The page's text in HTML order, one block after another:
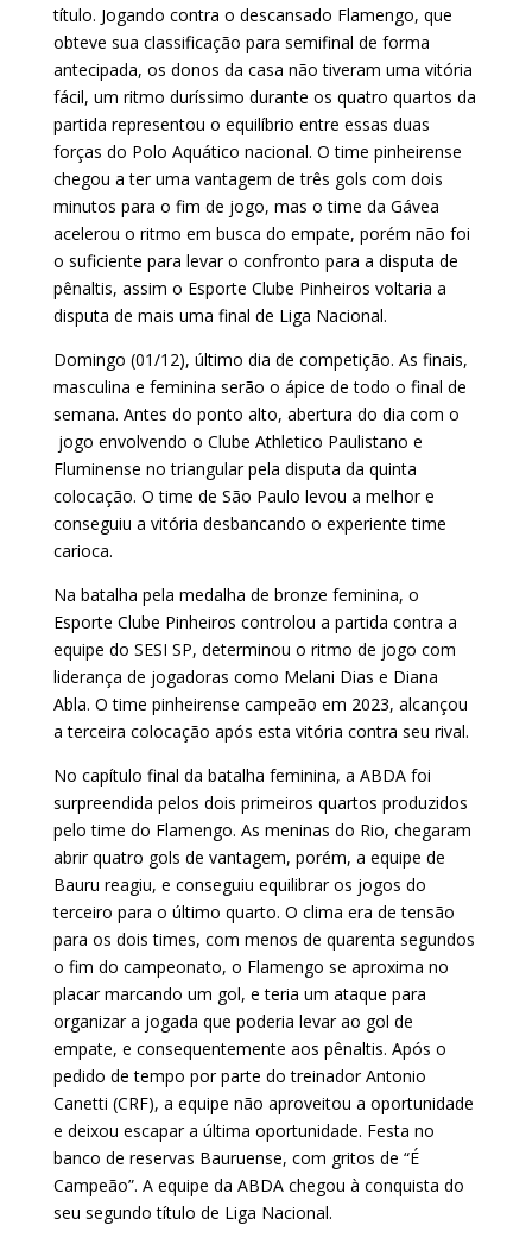
título. Jogando contra o descansado Flamengo, que
obteve sua classificação para semifinal de forma
antecipada, os donos da casa não tiveram uma vitória
fácil, um ritmo duríssimo durante os quatro quartos da
partida representou o equilíbrio entre essas duas
forças do Polo Aquático nacional. O time pinheirense
chegou a ter uma vantagem de três gols com dois
minutos para o fim de jogo, mas o time da Gávea
acelerou o ritmo em busca do empate, porém não foi
o suficiente para levar o confronto para a disputa de
pênaltis, assim o Esporte Clube Pinheiros voltaria a
disputa de mais uma final de Liga Nacional.
Domingo (01/12), último dia de competição. As finais,
masculina e feminina serão o ápice de todo o final de
semana. Antes do ponto alto, abertura do dia com o
jogo envolvendo o Clube Athletico Paulistano e
Fluminense no triangular pela disputa da quinta
colocação. O time de São Paulo levou a melhor e
conseguiu a vitória desbancando o experiente time
carioca.
Na batalha pela medalha de bronze feminina, o
Esporte Clube Pinheiros controlou a partida contra a
equipe do SESI SP, determinou o ritmo de jogo com
liderança de jogadoras como Melani Dias e Diana
Abla. O time pinheirense campeão em 2023, alcançou
a terceira colocação após esta vitória contra seu rival.
No capítulo final da batalha feminina, a ABDA foi
surpreendida pelos dois primeiros quartos produzidos
pelo time do Flamengo. As meninas do Rio, chegaram
abrir quatro gols de vantagem, porém, a equipe de
Bauru reagiu, e conseguiu equilibrar os jogos do
terceiro para o último quarto. O clima era de tensão
para os dois times, com menos de quarenta segundos
o fim do campeonato, o Flamengo se aproxima no
placar marcando um gol, e teria um ataque para
organizar a jogada que poderia levar ao gol de
empate, e consequentemente aos pênaltis. Após o
pedido de tempo por parte do treinador Antonio
Canetti (CRF), a equipe não aproveitou a oportunidade
e deixou escapar a última oportunidade. Festa no
banco de reservas Bauruense, com gritos de “É
Campeão”. A equipe da ABDA chegou à conquista do
seu segundo título de Liga Nacional.